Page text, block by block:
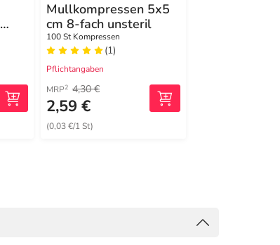
Mullkompressen 5x5
cm 8-fach unsteril
100 St Kompressen
(1)
Pflichtangaben
MRP2 4,30 €
2,59 €
(0,03 €/1 St)